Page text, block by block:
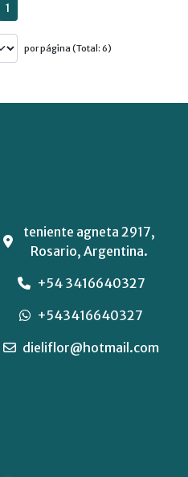
1
por página (Total: 6)
teniente agneta 2917,
Rosario, Argentina.
+54 3416640327
+543416640327
dieliflor@hotmail.com